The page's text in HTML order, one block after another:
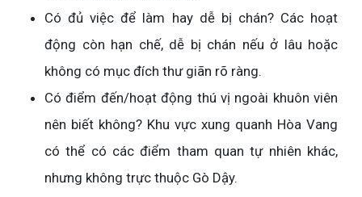
Có đủ việc để làm hay dễ bị chán? Các hoạt
động còn hạn chế, dễ bị chán nếu ở lâu hoặc
không có mục đích thư giãn rõ ràng.
Có điểm đến/hoạt động thú vị ngoài khuôn viên
nên biết không? Khu vực xung quanh Hòa Vang
có thể có các điểm tham quan tự nhiên khác,
nhưng không trực thuộc Gò Dậy.